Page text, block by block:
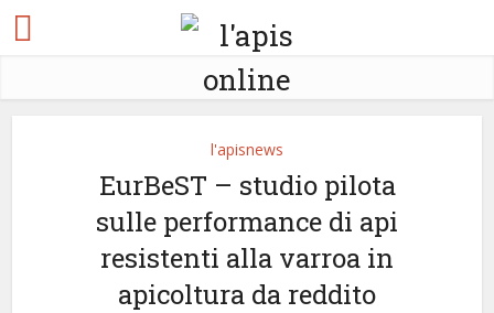
l'apisnews
EurBeST – studio pilota
sulle performance di api
resistenti alla varroa in
apicoltura da reddito